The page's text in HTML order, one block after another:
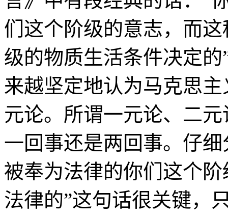
们这个阶级的意志，而
级的物质生活条件决定
来越坚定地认为马克思
元论。所谓一元论、二
一回事还是两回事。仔
被奉为法律的你们这个
法律的”这句话很关键，